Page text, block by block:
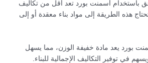
باستخدام أسمنت بورد تعد أقل من تكاليف
تحتاج هذه الطريقة إلى مواد بناء معقدة أو إلى
بورد يعد مادة خفيفة الوزن، مما يسهل
في توفير التكاليف الإجمالية للبناء.